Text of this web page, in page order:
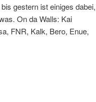
gestern ist einiges dabei,
On da Walls: Kai
FNR, Kalk, Bero, Enue,